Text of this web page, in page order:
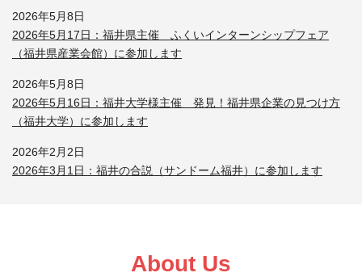
2026年5月8日
2026年5月17日：福井県主催 ふくいインターンシップフェア
（福井県産業会館）に参加します
2026年5月8日
2026年5月16日：福井大学様主催 発見！福井県企業の見つけ方
（福井大学）に参加します
2026年2月2日
2026年3月1日：福井の合説（サンドーム福井）に参加します
About Us